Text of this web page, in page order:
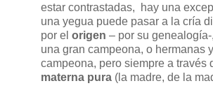
estar contrastadas,
hay una
una yegua puede pasar a la cría
por el origen – por su
una gran campeona, o hermanas
campeona, pero siempre a través
materna pura (la madre, de la